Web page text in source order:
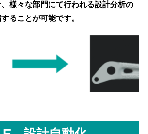
様々な部門にて行われる設計分析の
ることが可能です。